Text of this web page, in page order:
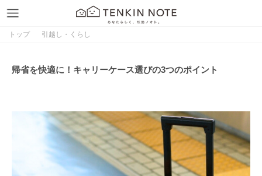
トップ 引越し・くらし
帰省を快適に！キャリーケース選びの3つのポイント